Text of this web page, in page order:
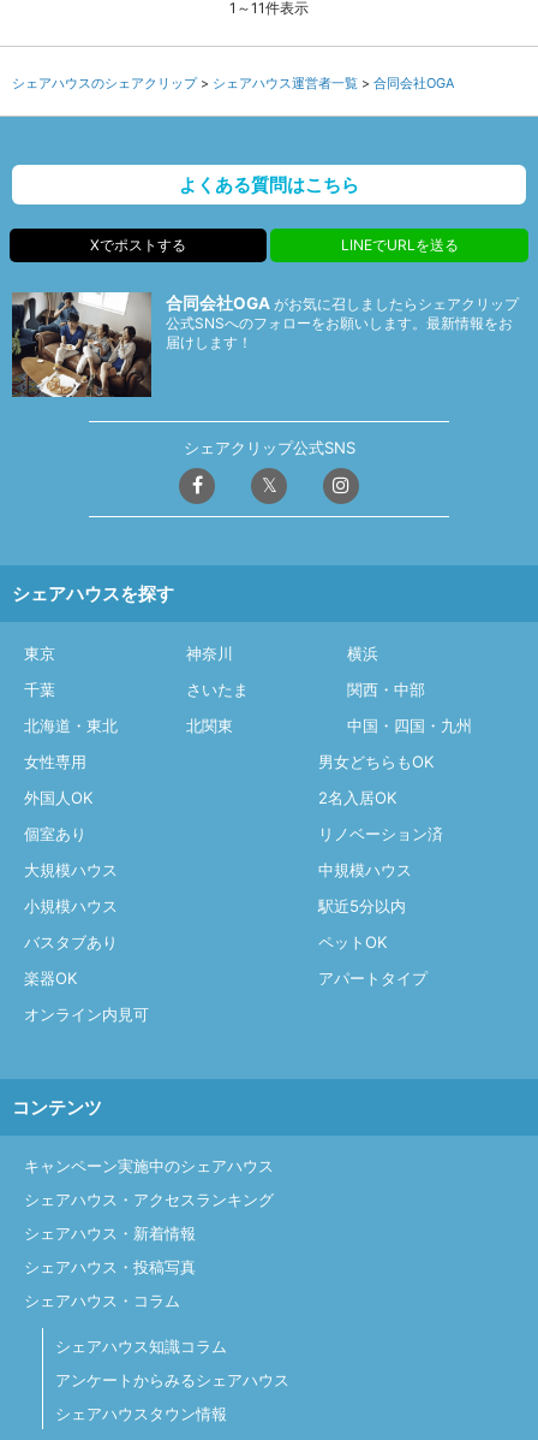
1～11件表示
シェアハウスのシェアクリップ シェアハウス運営者一覧 合同会社OGA
よくある質問はこちら
Xでポストする LINEでURLを送る
合同会社OGA がお気に召しましたらシェアクリップ
公式SNSへのフォローをお願いします。最新情報をお
届けします！
シェアクリップ公式SNS
シェアハウスを探す
東京 神奈川
横浜
千葉
さいたま
関西・中部
北海道・東北
北関東
中国・四国・九州
女性専用
男女どちらもOK
外国人OK
2名入居OK
個室あり
リノベーション済
大規模ハウス
中規模ハウス
小規模ハウス
駅近5分以内
バスタブあり
ペットOK
楽器OK
アパートタイプ
オンライン内見可
コンテンツ
キャンペーン実施中のシェアハウス
シェアハウス・アクセスランキング
シェアハウス・新着情報
シェアハウス・投稿写真
シェアハウス・コラム
シェアハウス知識コラム
アンケートからみるシェアハウス
シェアハウスタウン情報